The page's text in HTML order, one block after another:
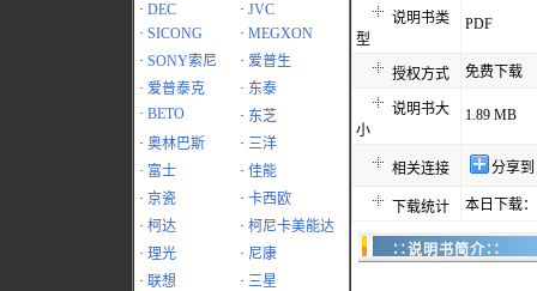
· DEC · JVC
· SICONG · MEGXON
· SONY索尼 · 爱普生
· 爱普泰克 · 东泰
· BETO · 东芝
· 奥林巴斯 · 三洋
· 富士 · 佳能
· 京瓷 · 卡西欧
· 柯达 · 柯尼卡美能达
· 理光 · 尼康
· 联想 · 三星
说明书类
型
PDF
授权方式 免费下载
说明书大
小
1.89 MB
相关连接 分享
下载统计 本日下载
∷说明书简介∷